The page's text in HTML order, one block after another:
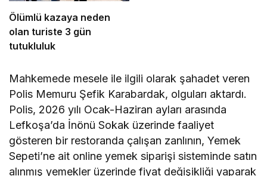
Ölümlü kazaya neden
olan turiste 3 gün
tutukluluk
Mahkemede mesele ile ilgili olarak şahadet veren
Polis Memuru Şefik Karabardak, olguları aktardı.
Polis, 2026 yılı Ocak-Haziran ayları arasında
Lefkoşa’da İnönü Sokak üzerinde faaliyet
gösteren bir restoranda çalışan zanlının, Yemek
Sepeti’ne ait online yemek siparişi sisteminde satın
alınmış yemekler üzerinde fiyat değişikliği yaparak